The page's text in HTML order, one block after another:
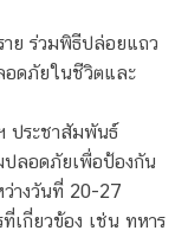
าย ร่วมพิธีปล่อยแถว
อดภัยในชีวิตและ
ประชาสัมพันธ์
ปลอดภัยเพื่อป้องกัน
ว่างวันที่ 20-27
เกี่ยวข้อง เช่น ทหาร